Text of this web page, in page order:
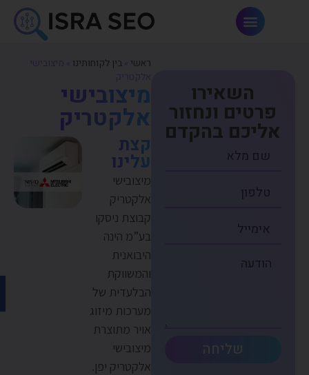
השאירו
פרטים ונחזור
אליכם בהקדם
שליחה
ראשי»בין לקוחותינו»מיצובישי
מיצובישי
אלקטריק
קצת
עלינו
מיצובישי
אלקטריק
קבוצת ניסקו
בע”מ הינה
היבואנית
והמשווקת
הבלעדית של
מערכות מיזוג
אויר מתוצרת
מיצובישי
אלקטריק יפן.